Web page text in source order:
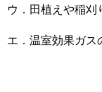
ウ．田植えや稲刈
エ．温室効果ガス